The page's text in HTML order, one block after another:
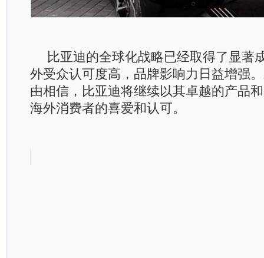
比亚迪的全球化战略已经取得了显著
外受众认可度高，品牌影响力日益增强
由相信，比亚迪将继续以其卓越的产品
海外消费者的喜爱和认可。